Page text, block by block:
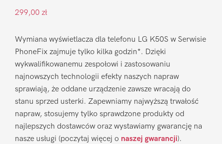
299,00 zł
Wymiana wyświetlacza dla telefonu LG K50S w Serwisie
PhoneFix zajmuje tylko kilka godzin*. Dzięki
wykwalifikowanemu zespołowi i zastosowaniu
najnowszych technologii efekty naszych napraw
sprawiają, że oddane urządzenie zawsze wracają do
stanu sprzed usterki. Zapewniamy najwyższą trwałość
napraw, stosujemy tylko sprawdzone produkty od
najlepszych dostawców oraz wystawiamy gwarancję na
nasze usługi (poczytaj więcej o naszej gwarancji).